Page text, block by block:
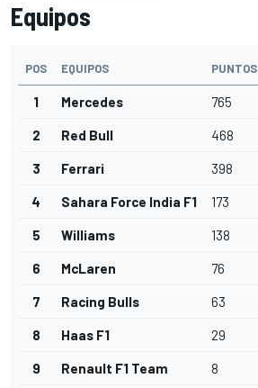
Equipos
POS EQUIPOS PUNTOS
1 Mercedes 765
2 Red Bull 468
3 Ferrari 398
4 Sahara Force India F1 173
5 Williams 138
6 McLaren 76
7 Racing Bulls 63
8 Haas F1 29
9 Renault F1 Team 8